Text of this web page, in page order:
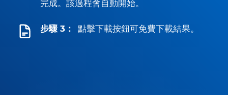
完成。該過程會自動開始。
步驟 3： 點擊下載按鈕可免費下載結果。